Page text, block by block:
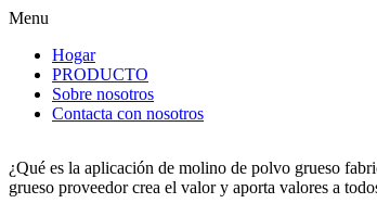
Menu
Hogar
PRODUCTO
Sobre nosotros
Contacta con nosotros
¿Qué es la aplicación de molino de polvo grueso
grueso proveedor crea el valor y aporta valores a